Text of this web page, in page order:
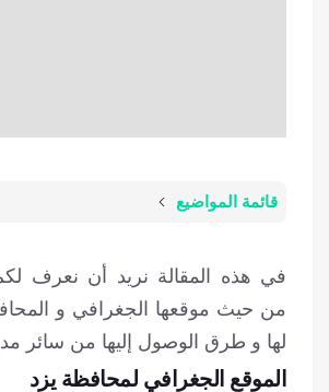
قائمة المواضيع
في هذه المقالة نريد أن نعرف
من حيث موقعها الجغرافي و
لها و طرق الوصول إليها من سائر
الموقع الجغرافي لمحافظة يزد